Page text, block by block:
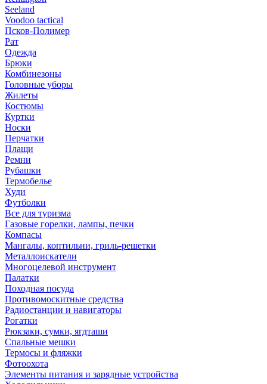
Seeland
Voodoo tactical
Псков-Полимер
Рат
Одежда
Брюки
Комбинезоны
Головные уборы
Жилеты
Костюмы
Куртки
Носки
Перчатки
Плащи
Ремни
Рубашки
Термобелье
Худи
Футболки
Все для туризма
Газовые горелки, лампы, печки
Компасы
Мангалы, коптильни, гриль-решетки
Металлоискатели
Многоцелевой инструмент
Палатки
Походная посуда
Противомоскитные средства
Радиостанции и навигаторы
Рогатки
Рюкзаки, сумки, ягдташи
Спальные мешки
Термосы и фляжки
Фотоохота
Элементы питания и зарядные устройства